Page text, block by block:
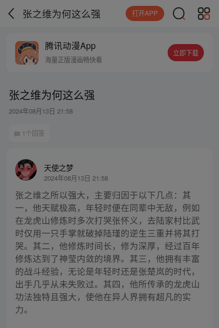
张之维为何这么强 打开APP
腾讯动漫App
海量正版漫画畅快看
立即下载
张之维为何这么强
2024年08月13日 21:58
1个回答
天使之梦
2024年08月13日 21:58
张之维之所以强大，主要归因于以下几点：其
一，他天赋极高，年轻时便在同辈中无敌，例如
在龙虎山修炼时多次打哭张怀义，去陆家村比武
时仅用一只手掌就破掉陆瑾的逆生三重并将其打
哭。其二，他修炼时间长，修为深厚，经过百年
修炼达到了神莹内敛的境界。其三，他拥有丰富
的战斗经验，无论是年轻时还是张楚岚的时代，
出手几乎从未失败过。其四，他所传承的龙虎山
功法独特且强大，使他在异人界拥有超凡的实
力。